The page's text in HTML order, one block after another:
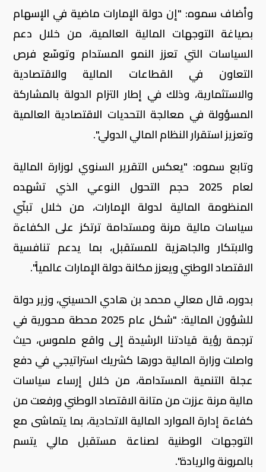
وأضاف سموه: "إن دولة الإمارات ماضية في الإسهام
بصياغة التوجهات المالية العالمية، من خلال دعم
السياسات التي تعزز النمو المستدام وتوسّع فرص
التعاون في القطاعات المالية والاقتصادية
والاستثمارية، وذلك في إطار التزام الدولة بالمشاركة
المسؤولة في معالجة التحديات الاقتصادية العالمية
وتعزيز استقرار النظام المالي الدولي".
وتابع سموه: "يعكس التقرير السنوي لوزارة المالية
لعام 2025 حجم التحول النوعي الذي تشهده
المنظومة المالية لدولة الإمارات، من خلال تبنّي
سياسات مالية مرنة ومستدامة ترتكز على الكفاءة
والابتكار والجاهزية للمستقبل، بما يدعم تنافسية
الاقتصاد الوطني ويعزز مكانة دولة الإمارات عالمياً".
بدوره، قال معالي محمد بن هادي الحسيني، وزير دولة
للشؤون المالية: "شكل عام 2025 محطة محورية في
ترجمة رؤية قيادتنا الرشيدة إلى واقع ملموس، حيث
واصلت وزارة المالية دورها كشريك استراتيجي في دفع
عجلة التنمية المستدامة، من خلال إرساء سياسات
مالية مرنة عززت من متانة الاقتصاد الوطني ورفعت من
كفاءة إدارة الموارد المالية الاتحادية، بما يتماشى مع
التوجهات الوطنية لصناعة مستقبل مالي يتسم
بالمرونة والريادة".